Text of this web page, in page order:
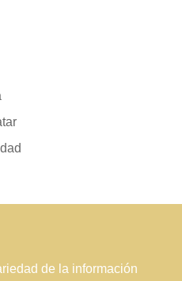
de la información